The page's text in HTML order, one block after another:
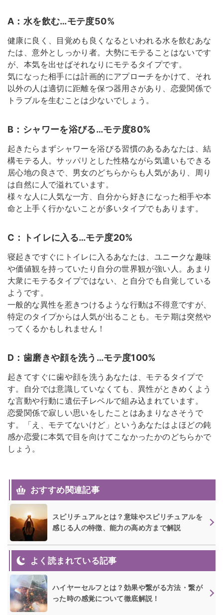
A：水を飲む…モテ度50%
健康に良く、目覚めも良くなるといわれる水を飲むあな
たは、意外としっかり者。大勢にモテることはないです
が、本気を出せばそれなりにモテるタイプです。
気になった相手には計画的にアプローチをかけて、それ
以外の人は適切に距離を保つ器用さがあり、恋愛関係で
トラブルを生むことは少ないでしょう。
B：シャワーを浴びる…モテ度80%
起きたらまずシャワーを浴びる習慣のあるあなたは、結
構モテる人。サッパリとした性格ながら気遣いもできる
居心地の良さで、男女のどちらからも人気があり、周り
は自然に人で溢れています。
様々な人に人気な一方、自分から好きになった相手や本
命と上手く行かないことが多いタイプでもあります。
C：トイレに入る…モテ度20%
寝起きですぐにトイレに入るあなたは、ユニークな趣味
や価値観を持っていたり自分の世界観が強い人。あまり
大衆にモテるタイプではない、と自分でも自覚している
ようです。
一般的な異性を惹きつけるような行動は不得意ですが、
特定のタイプからは人気が出ることも。モテ期は突然や
ってくるかもしれません！
D：歯磨きや顔を洗う…モテ度100%
起きてすぐに歯や顔を洗うあなたは、モテるタイプで
す。自分では意識していなくても、異性がときめくよう
な言動や行動に遺伝子レベルで組み込まれています。
恋愛関係で寂しい思いをしたことはあまりなさそうで
す。「え、モテてないけど」というあなたはよほどの鈍
感か恋愛に本気で目を向けてこなかったかのどちらかで
しょう。
おすすめ関連記事
スピリチュアルとは？意味やスピリチュアルを
感じる人の特徴、能力の高め方まで解説
よく読まれている記事
ハイヤーセルフとは？効果や繋がる方法・繋が
った時の感覚について徹底解説！